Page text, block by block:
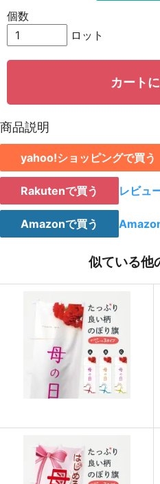
15 942
939
18
19 928
20 923
21 921
22 919
917
24 915
913
26 911
909
907
31 901
個数
ロット
カート
商品説明
yahoo!ショッピングで買う
Rakutenで買う レビュ
Amazonで買う
似ている他